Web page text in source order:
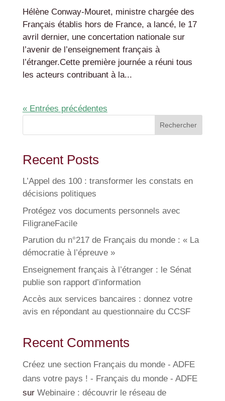
Hélène Conway-Mouret, ministre chargée des
Français établis hors de France, a lancé, le 17
avril dernier, une concertation nationale sur
l’avenir de l’enseignement français à
l’étranger.Cette première journée a réuni tous
les acteurs contribuant à la...
« Entrées précédentes
Rechercher
Recent Posts
L’Appel des 100 : transformer les constats en
décisions politiques
Protégez vos documents personnels avec
FiligraneFacile
Parution du n°217 de Français du monde : « La
démocratie à l’épreuve »
Enseignement français à l’étranger : le Sénat
publie son rapport d’information
Accès aux services bancaires : donnez votre
avis en répondant au questionnaire du CCSF
Recent Comments
Créez une section Français du monde - ADFE
dans votre pays ! - Français du monde - ADFE
sur Webinaire : découvrir le réseau de